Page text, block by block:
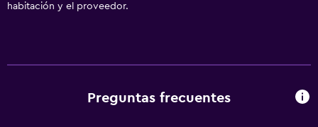
habitación y el proveedor.
Preguntas frecuentes